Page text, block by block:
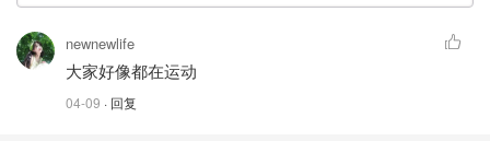
newnewlife
大家好像都在运动
04-09 · 回复